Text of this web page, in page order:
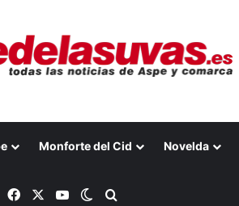
Monforte del Cid Novelda
FacebookYouTubeSwitch skin